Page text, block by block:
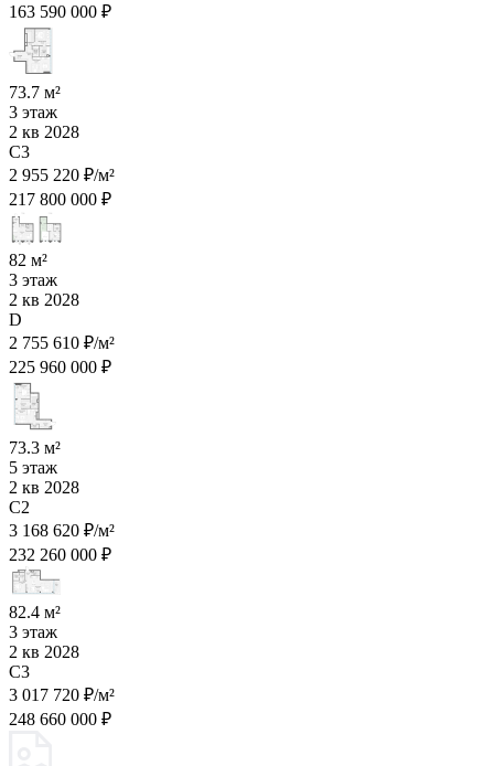
163 590 000 ₽
73.7 м²
3 этаж
2 кв 2028
C3
2 955 220 ₽/м²
217 800 000 ₽
82 м²
3 этаж
2 кв 2028
D
2 755 610 ₽/м²
225 960 000 ₽
73.3 м²
5 этаж
2 кв 2028
C2
3 168 620 ₽/м²
232 260 000 ₽
82.4 м²
3 этаж
2 кв 2028
C3
3 017 720 ₽/м²
248 660 000 ₽